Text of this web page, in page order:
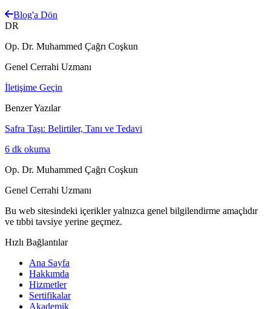
Blog'a Dön
DR
Op. Dr. Muhammed Çağrı Coşkun
Genel Cerrahi Uzmanı
İletişime Geçin
Benzer Yazılar
Safra Taşı: Belirtiler, Tanı ve Tedavi
6 dk okuma
Op. Dr. Muhammed Çağrı Coşkun
Genel Cerrahi Uzmanı
Bu web sitesindeki içerikler yalnızca genel bilgilendirme amaçlıdır
ve tıbbi tavsiye yerine geçmez.
Hızlı Bağlantılar
Ana Sayfa
Hakkımda
Hizmetler
Sertifikalar
Akademik